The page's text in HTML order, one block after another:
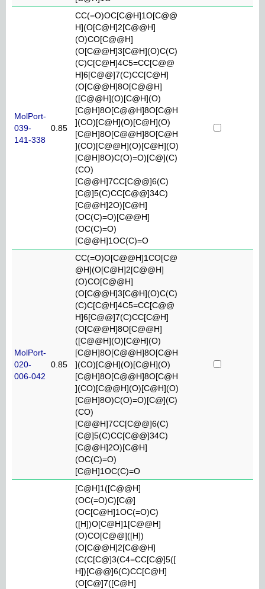
MolPort-
039-
141-338
0.85
CC(=O)OC[C@H]1O[C@@
H](O[C@H]2[C@@H]
(O)CO[C@@H]
(O[C@@H]3[C@H](O)C(C)
(C)C[C@H]4C5=CC[C@@
H]6[C@@]7(C)CC[C@H]
(O[C@@H]8O[C@@H]
([C@@H](O)[C@H](O)
[C@H]8O[C@@H]8O[C@H
](CO)[C@H](O)[C@H](O)
[C@H]8O[C@@H]8O[C@H
](CO)[C@@H](O)[C@H](O)
[C@H]8O)C(O)=O)[C@](C)
(CO)
[C@@H]7CC[C@@]6(C)
[C@]5(C)CC[C@@]34C)
[C@@H]2O)[C@H]
(OC(C)=O)[C@@H]
(OC(C)=O)
[C@@H]1OC(C)=O
MolPort-
020-
006-042
0.85
CC(=O)O[C@@H]1CO[C@
@H](O[C@H]2[C@@H]
(O)CO[C@@H]
(O[C@@H]3[C@H](O)C(C)
(C)C[C@H]4C5=CC[C@@
H]6[C@@]7(C)CC[C@H]
(O[C@@H]8O[C@@H]
([C@@H](O)[C@H](O)
[C@H]8O[C@@H]8O[C@H
](CO)[C@H](O)[C@H](O)
[C@H]8O[C@@H]8O[C@H
](CO)[C@@H](O)[C@H](O)
[C@H]8O)C(O)=O)[C@](C)
(CO)
[C@@H]7CC[C@@]6(C)
[C@]5(C)CC[C@@]34C)
[C@@H]2O)[C@H]
(OC(C)=O)
[C@H]1OC(C)=O
[C@H]1([C@@H]
(OC(=O)C)[C@]
(OC[C@H]1OC(=O)C)
([H])O[C@H]1[C@@H]
(O)CO[C@@]([H])
(O[C@@H]2[C@@H]
(C(C[C@]3(C4=CC[C@]5([
H])[C@@]6(C)CC[C@H]
(O[C@]7([C@H]